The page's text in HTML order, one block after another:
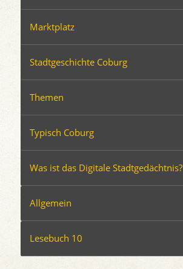
Marktplatz
Stadtgeschichte Coburg
Themen
Typisch Coburg
Was ist das Digitale Stadtgedächtnis?
Allgemein
Lesebuch 10